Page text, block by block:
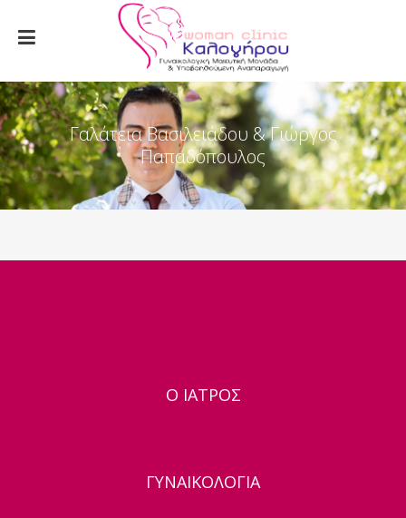
Γαλάτεια Βασιλειάδου & Γιώργος
Παπαδόπουλος
Ο ΙΑΤΡΟΣ
ΓΥΝΑΙΚΟΛΟΓΙΑ